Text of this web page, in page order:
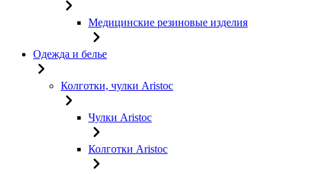
Медицинские резиновые изделия
Одежда и белье
Колготки, чулки Aristoc
Чулки Aristoc
Колготки Aristoc